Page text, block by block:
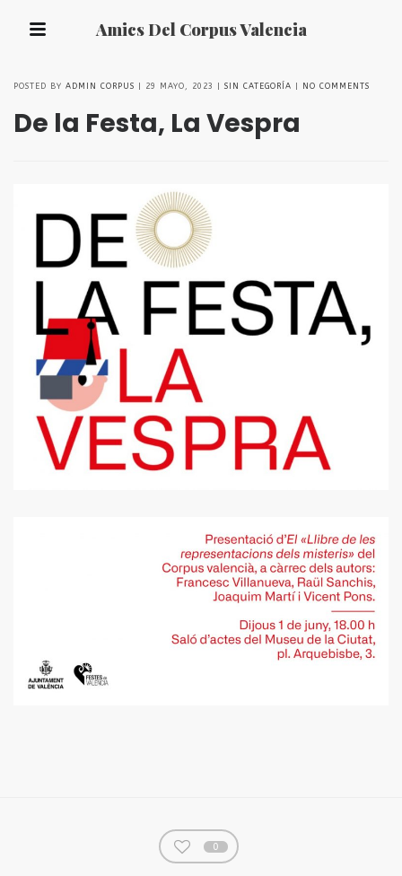
Amics Del Corpus Valencia
POSTED BY ADMIN CORPUS 29 MAYO, 2023 SIN CATEGORÍA NO COMMENTS
De la Festa, La Vespra
0